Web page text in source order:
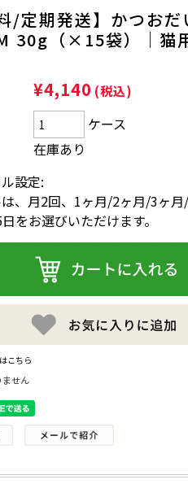
/定期発送】かつおだ
30g（×15袋）｜猫
¥4,140 (税込)
ケース
在庫あり
設定:
、月2回、1ヶ月/2ヶ月/3ヶ
をお選びいただけます。
こちら
ません